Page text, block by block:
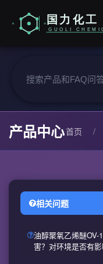
产品中心首页 /
相关问题
油醇聚氧乙烯醚OV-
害？对环境是否有影